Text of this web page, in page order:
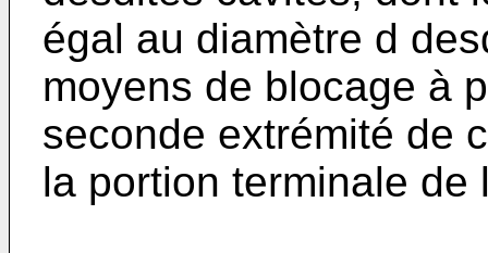
égal au diamètre d
moyens de blocage à
seconde extrémité de
la portion terminale